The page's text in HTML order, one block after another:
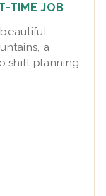
TIME JOB
a
shift planning